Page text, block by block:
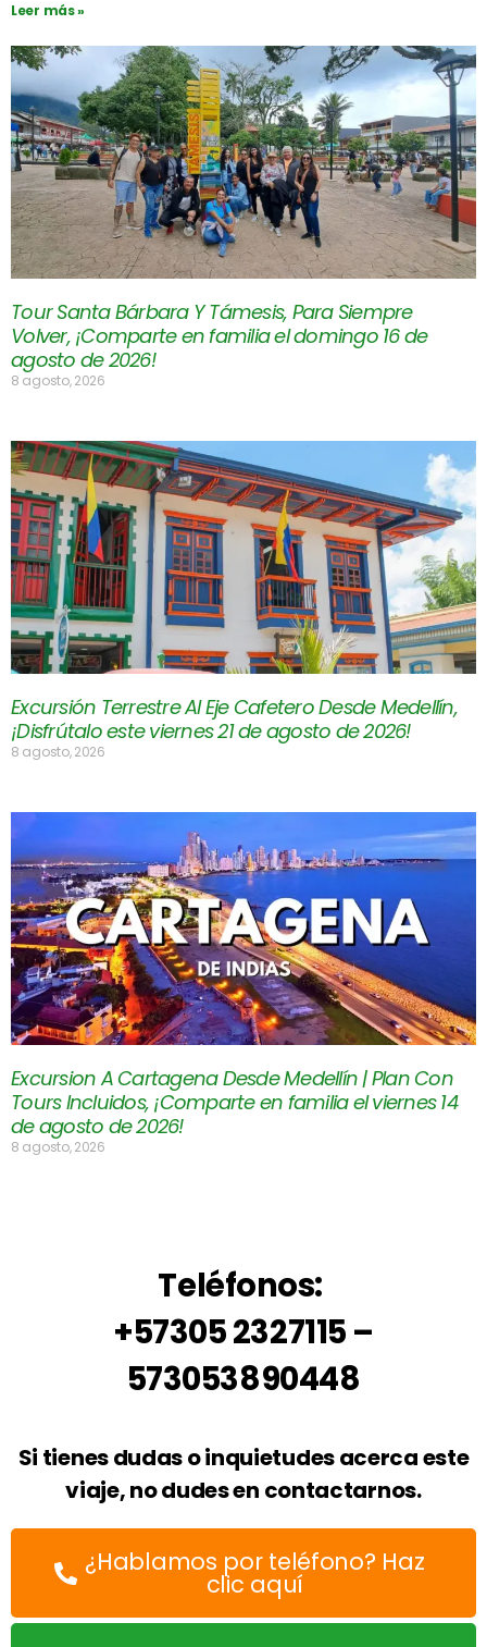
Leer más »
Tour Santa Bárbara Y Támesis, Para Siempre
Volver, ¡Comparte en familia el domingo 16 de
agosto de 2026!
8 agosto, 2026
Excursión Terrestre Al Eje Cafetero Desde Medellín,
¡Disfrútalo este viernes 21 de agosto de 2026!
8 agosto, 2026
Excursion A Cartagena Desde Medellín | Plan Con
Tours Incluidos, ¡Comparte en familia el viernes 14
de agosto de 2026!
8 agosto, 2026
Teléfonos:
+57305 2327115 –
573053890448
Si tienes dudas o inquietudes acerca este
viaje, no dudes en contactarnos.
¿Hablamos por teléfono? Haz
clic aquí